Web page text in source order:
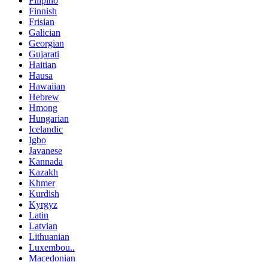
Finnish
Frisian
Galician
Georgian
Gujarati
Haitian
Hausa
Hawaiian
Hebrew
Hmong
Hungarian
Icelandic
Igbo
Javanese
Kannada
Kazakh
Khmer
Kurdish
Kyrgyz
Latin
Latvian
Lithuanian
Luxembou..
Macedonian